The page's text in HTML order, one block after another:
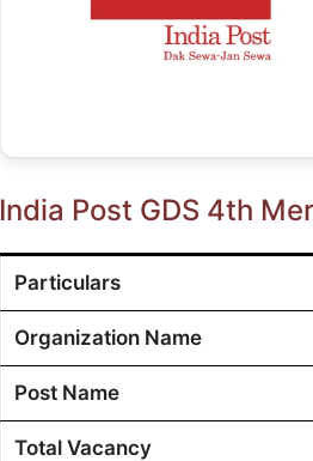
India Post GDS 4th
Particulars
Organization Name
Post Name
Total Vacancy